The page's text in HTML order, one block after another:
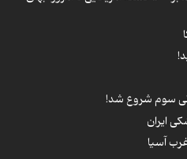
سوم شروع شد!
ایران
آسیا